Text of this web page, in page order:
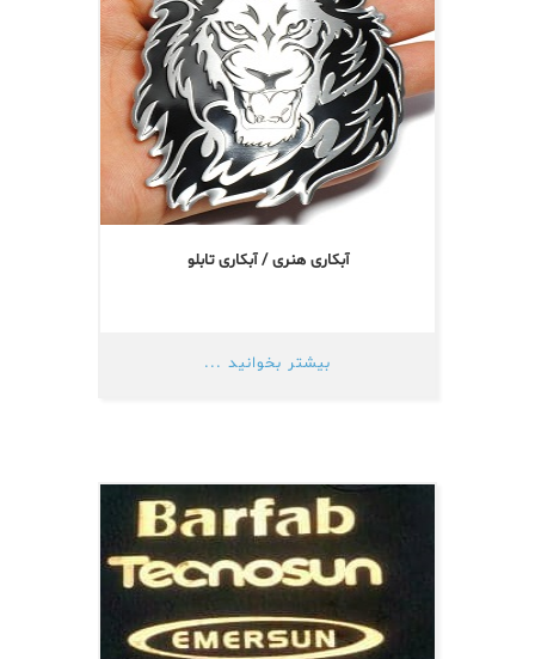
آبکاری هنری / آبکاری تابلو
بیشتر بخوانید ...